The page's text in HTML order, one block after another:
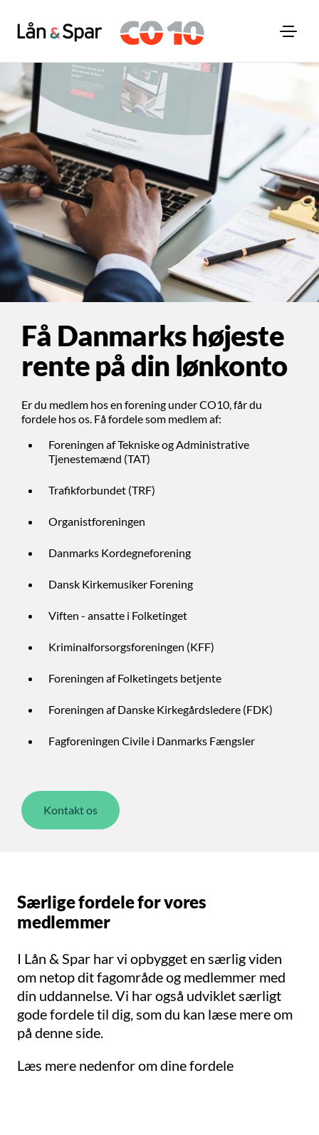
Få Danmarks højeste
rente på din lønkonto
Er du medlem hos en forening under CO10, får du
fordele hos os. Få fordele som medlem af:
Foreningen af Tekniske og Administrative
Tjenestemænd (TAT)
Trafikforbundet (TRF)
Organistforeningen
Danmarks Kordegneforening
Dansk Kirkemusiker Forening
Viften - ansatte i Folketinget
Kriminalforsorgsforeningen (KFF)
Foreningen af Folketingets betjente
Foreningen af Danske Kirkegårdsledere (FDK)
Fagforeningen Civile i Danmarks Fængsler
Kontakt os
Særlige fordele for vores
medlemmer
I Lån & Spar har vi opbygget en særlig viden
om netop dit fagområde og medlemmer med
din uddannelse. Vi har også udviklet særligt
gode fordele til dig, som du kan læse mere om
på denne side.
Læs mere nedenfor om dine fordele